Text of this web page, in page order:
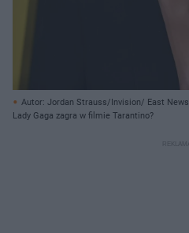
Autor: Jordan Strauss/Invision/ East News
Lady Gaga zagra w filmie Tarantino?